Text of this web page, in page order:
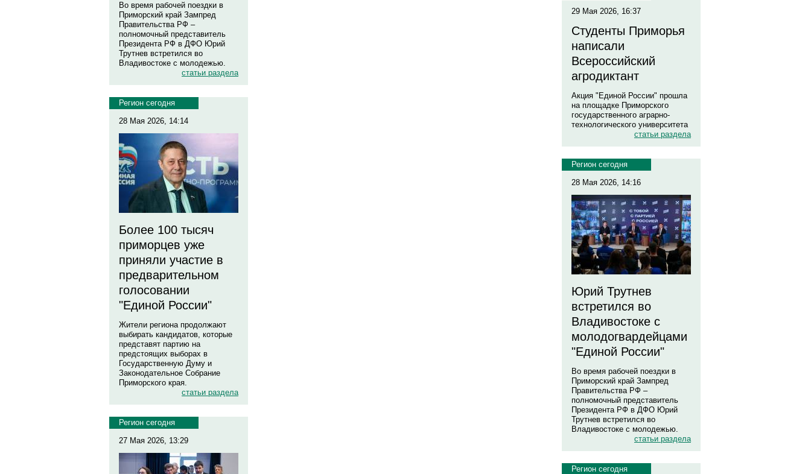
Во время рабочей поездки в
Приморский край Зампред
Правительства РФ –
полномочный представитель
Президента РФ в ДФО Юрий
Трутнев встретился во
Владивостоке с молодежью.
статьи раздела
Регион сегодня
28 Мая 2026, 14:14
Более 100 тысяч
приморцев уже
приняли участие в
предварительном
голосовании
"Единой России"
Жители региона продолжают
выбирать кандидатов, которые
представят партию на
предстоящих выборах в
Государственную Думу и
Законодательное Собрание
Приморского края.
статьи раздела
Регион сегодня
27 Мая 2026, 13:29
29 Мая 2026, 16:37
Студенты Приморья
написали
Всероссийский
агродиктант
Акция "Единой России" прошла
на площадке Приморского
государственного аграрно-
технологического университета
статьи раздела
Регион сегодня
28 Мая 2026, 14:16
Юрий Трутнев
встретился во
Владивостоке с
молодогвардейцами
"Единой России"
Во время рабочей поездки в
Приморский край Зампред
Правительства РФ –
полномочный представитель
Президента РФ в ДФО Юрий
Трутнев встретился во
Владивостоке с молодежью.
статьи раздела
Регион сегодня